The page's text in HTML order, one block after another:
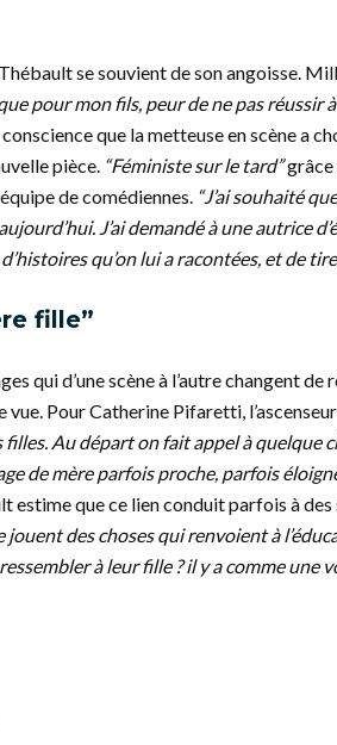
se souvient de son angoisse.
pour mon fils, peur de ne pas réussir
que la metteuse en scène a
pièce. “Féministe sur le tard”
de comédiennes. “J’ai souhaité
J’ai demandé à une autrice
qu’on lui a racontées, et de
fille”
qui d’une scène à l’autre changent de
Pour Catherine Pifaretti,
Au départ on fait appel à quelque
de mère parfois proche, parfois
estime que ce lien conduit parfois à
jouent des choses qui renvoient à
à leur fille ? il y a comme une